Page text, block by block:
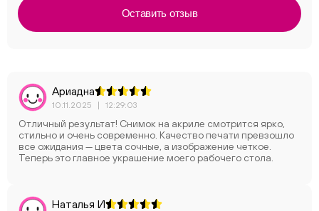
Оставить отзыв
Ариадна
10.11.2025 | 12:29:03
Отличный результат! Снимок на акриле смотрится ярко,
стильно и очень современно. Качество печати превзошло
все ожидания — цвета сочные, а изображение четкое.
Теперь это главное украшение моего рабочего стола.
Наталья И